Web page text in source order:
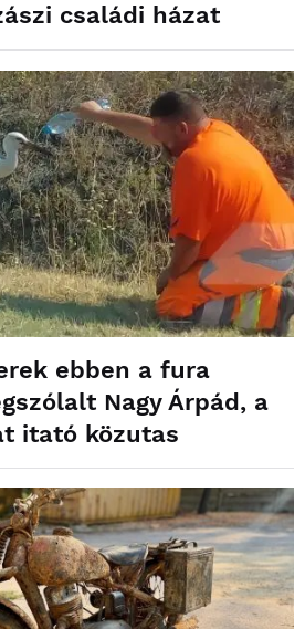
családi házat
ebben a fura
Nagy Árpád, a
itató közutas